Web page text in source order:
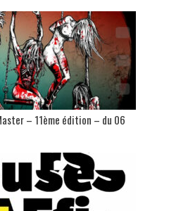
– 11ème édition – du 06